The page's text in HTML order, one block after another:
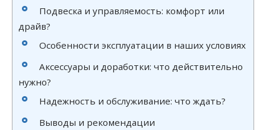
Подвеска и управляемость: комфорт или
драйв?
Особенности эксплуатации в наших условиях
Аксессуары и доработки: что действительно
нужно?
Надежность и обслуживание: что ждать?
Выводы и рекомендации